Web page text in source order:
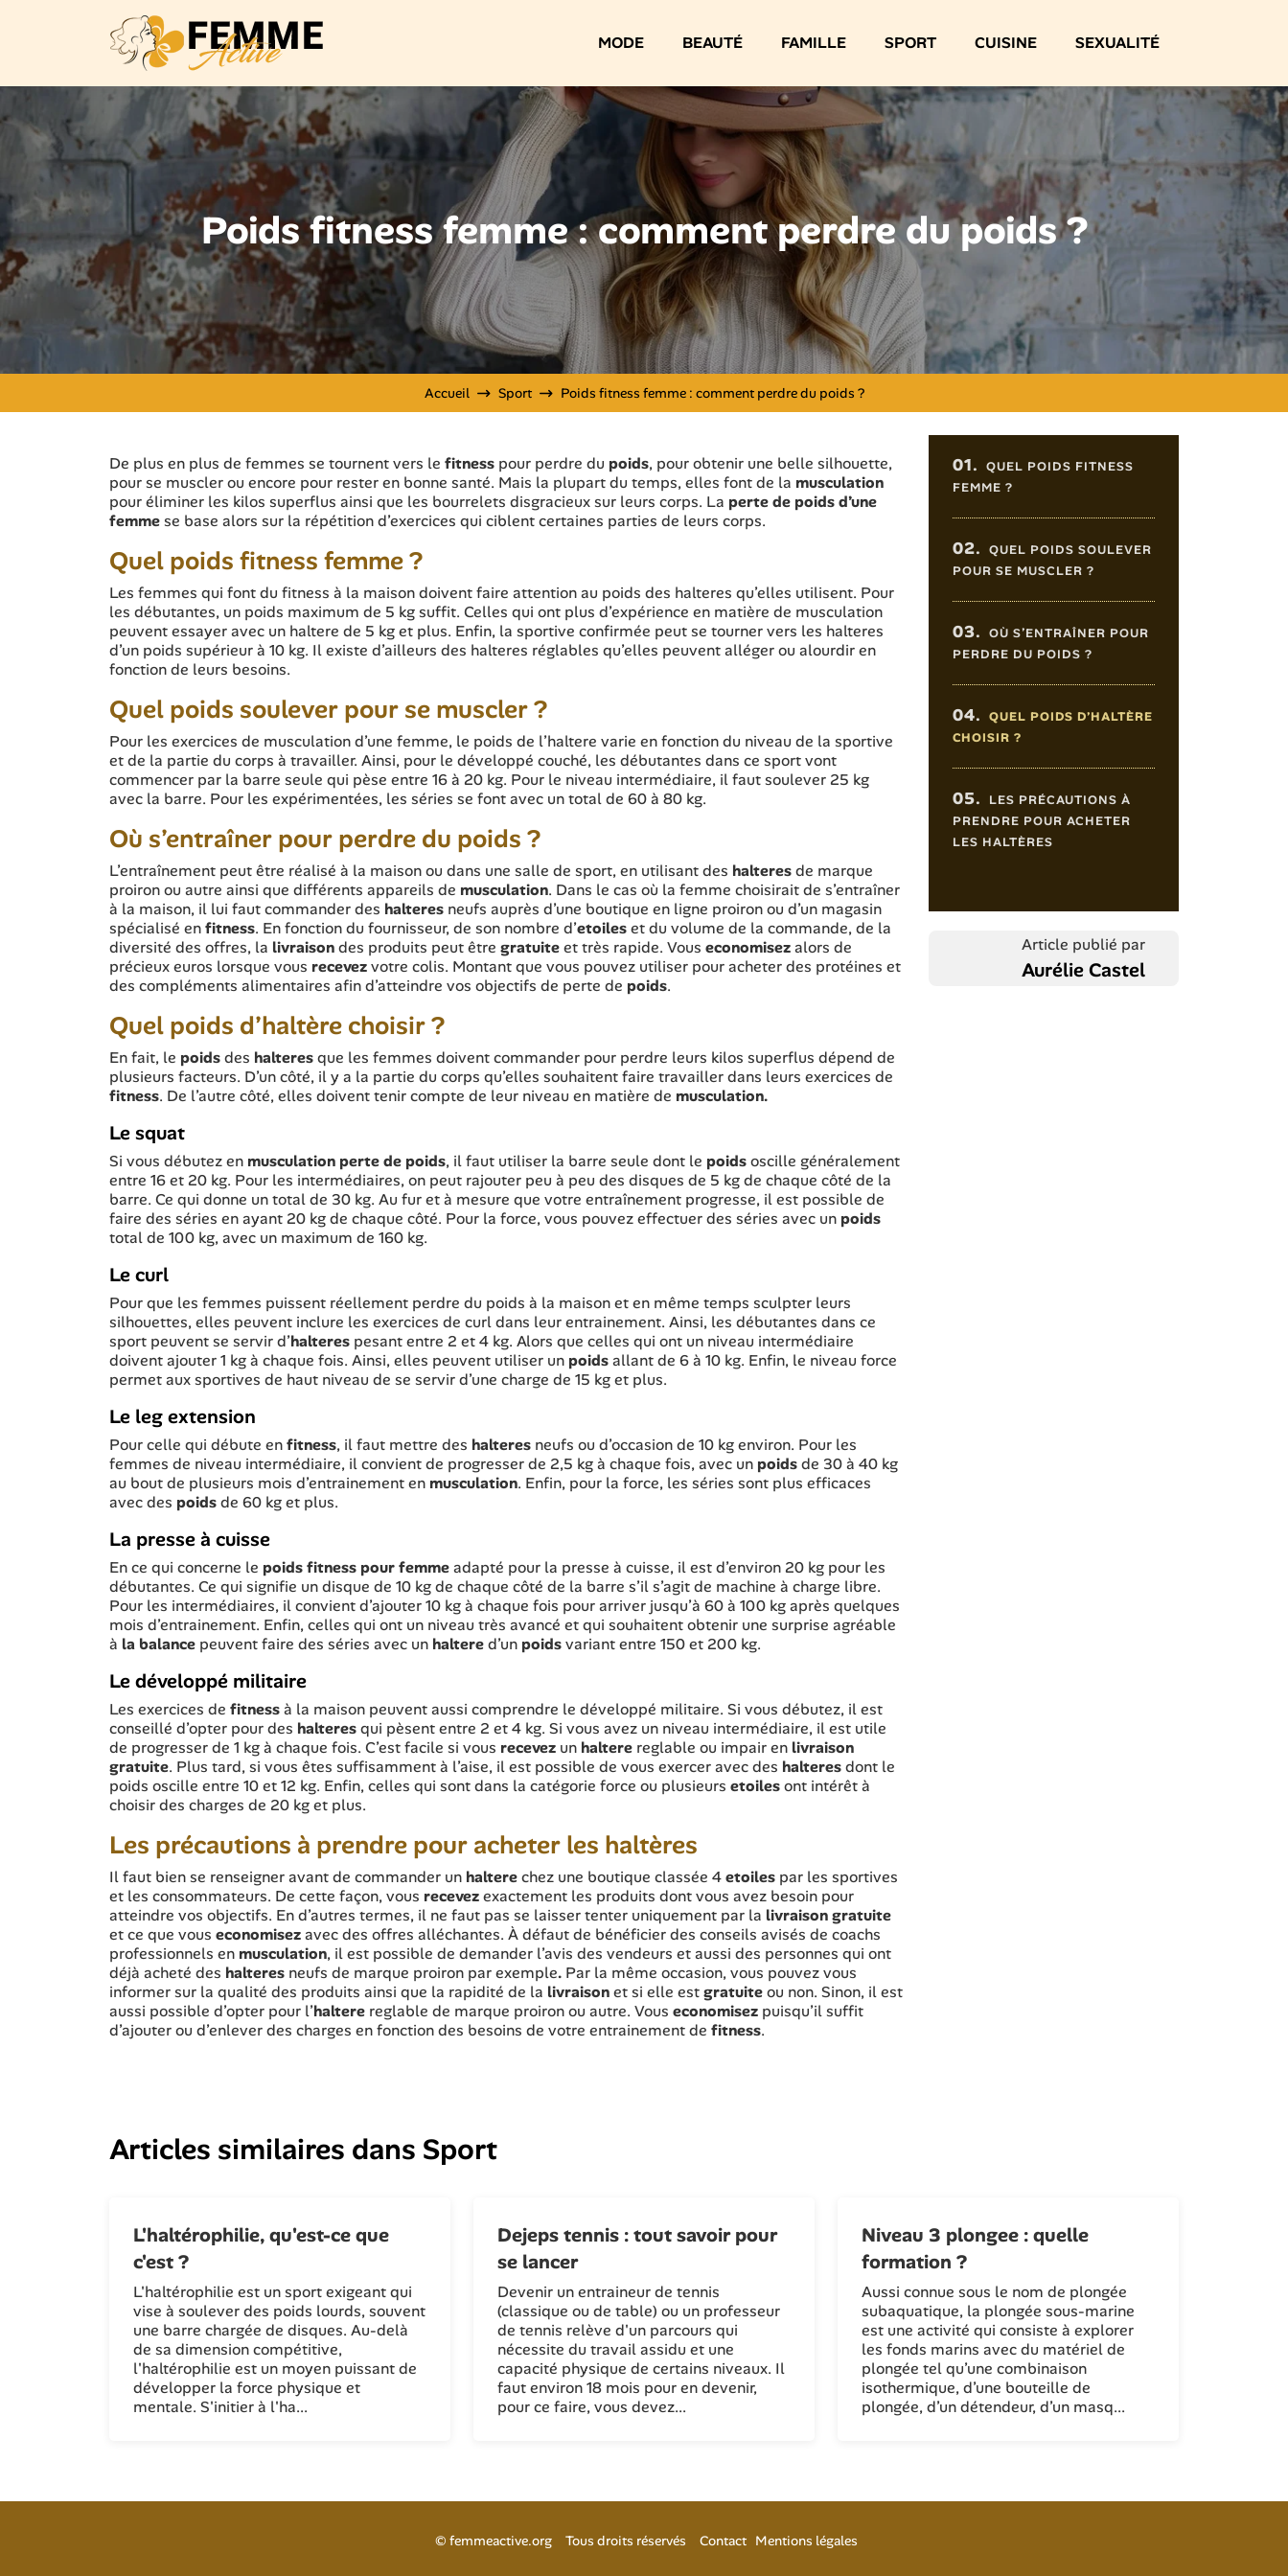
MODE BEAUTÉ FAMILLE SPORT CUISINE SEXUALITÉ
Poids fitness femme : comment perdre du poids ?
Accueil Sport Poids fitness femme : comment perdre du poids ?
De plus en plus de femmes se tournent vers le fitness pour perdre du poids, pour obtenir une belle silhouette,
pour se muscler ou encore pour rester en bonne santé. Mais la plupart du temps, elles font de la musculation
pour éliminer les kilos superflus ainsi que les bourrelets disgracieux sur leurs corps. La perte de poids d’une
femmese base alors sur la répétition d’exercices qui ciblent certaines parties de leurs corps.
Quel poids fitness femme ?
Les femmes qui font du fitness à la maison doivent faire attention au poids des halteres qu’elles utilisent. Pour
les débutantes, un poids maximum de 5 kg suffit. Celles qui ont plus d’expérience en matière de musculation
peuvent essayer avec un haltere de 5 kg et plus. Enfin, la sportive confirmée peut se tourner vers les halteres
d’un poids supérieur à 10 kg. Il existe d’ailleurs des halteres réglables qu’elles peuvent alléger ou alourdir en
fonction de leurs besoins.
Quel poids soulever pour se muscler ?
Pour les exercices de musculation d’une femme, le poids de l’haltere varie en fonction du niveau de la sportive
et de la partie du corps à travailler. Ainsi, pour le développé couché, les débutantes dans ce sport vont
commencer par la barre seule qui pèse entre 16 à 20 kg. Pour le niveau intermédiaire, il faut soulever 25 kg
avec la barre. Pour les expérimentées, les séries se font avec un total de 60 à 80 kg.
Où s’entraîner pour perdre du poids ?
L’entraînement peut être réalisé à la maison ou dans une salle de sport, en utilisant des halteresde marque
proiron ou autre ainsi que différents appareils de musculation. Dans le cas où la femme choisirait de s’entraîner
à la maison, il lui faut commander des halteres neufs auprès d’une boutique en ligne proiron ou d’un magasin
spécialisé enfitness. En fonction du fournisseur, de son nombre d’etoileset du volume de la commande, de la
diversité des offres, la livraisondes produits peut être gratuiteet très rapide. Vous economisezalors de
précieux euros lorsque vous recevezvotre colis. Montant que vous pouvez utiliser pour acheter des protéines et
des compléments alimentaires afin d’atteindre vos objectifs de perte de poids.
Quel poids d’haltère choisir ?
En fait, le poidsdes halteresque les femmes doivent commander pour perdre leurs kilos superflus dépend de
plusieurs facteurs. D’un côté, il y a la partie du corps qu’elles souhaitent faire travailler dans leurs exercices de
fitness. De l’autre côté, elles doivent tenir compte de leur niveau en matière de musculation.
Le squat
Si vous débutez en musculation perte de poids, il faut utiliser la barre seule dont le poidsoscille généralement
entre 16 et 20 kg. Pour les intermédiaires, on peut rajouter peu à peu des disques de 5 kg de chaque côté de la
barre. Ce qui donne un total de 30 kg. Au fur et à mesure que votre entraînement progresse, il est possible de
faire des séries en ayant 20 kg de chaque côté. Pour la force, vous pouvez effectuer des séries avec un poids
total de 100 kg, avec un maximum de 160 kg.
Le curl
Pour que les femmes puissent réellement perdre du poids à la maison et en même temps sculpter leurs
silhouettes, elles peuvent inclure les exercices de curl dans leur entrainement. Ainsi, les débutantes dans ce
sport peuvent se servir d’halteres pesant entre 2 et 4 kg. Alors que celles qui ont un niveau intermédiaire
doivent ajouter 1 kg à chaque fois. Ainsi, elles peuvent utiliser un poidsallant de 6 à 10 kg. Enfin, le niveau force
permet aux sportives de haut niveau de se servir d’une charge de 15 kg et plus.
Le leg extension
Pour celle qui débute enfitness, il faut mettre des halteres neufs ou d’occasion de 10 kg environ. Pour les
femmes de niveau intermédiaire, il convient de progresser de 2,5 kg à chaque fois, avec un poidsde 30 à 40 kg
au bout de plusieurs mois d’entrainement en musculation. Enfin, pour la force, les séries sont plus efficaces
avec des poidsde 60 kg et plus.
La presse à cuisse
En ce qui concerne le poids fitness pour femmeadapté pour la presse à cuisse, il est d’environ 20 kg pour les
débutantes. Ce qui signifie un disque de 10 kg de chaque côté de la barre s’il s’agit de machine à charge libre.
Pour les intermédiaires, il convient d’ajouter 10 kg à chaque fois pour arriver jusqu’à 60 à 100 kg après quelques
mois d’entrainement. Enfin, celles qui ont un niveau très avancé et qui souhaitent obtenir une surprise agréable
à la balance peuvent faire des séries avec un haltered’un poidsvariant entre 150 et 200 kg.
Le développé militaire
Les exercices de fitnessà la maison peuvent aussi comprendre le développé militaire. Si vous débutez, il est
conseillé d’opter pour des halteresqui pèsent entre 2 et 4 kg. Si vous avez un niveau intermédiaire, il est utile
de progresser de 1 kg à chaque fois. C’est facile si vous recevez un haltere reglable ou impair en livraison
gratuite. Plus tard, si vous êtes suffisamment à l’aise, il est possible de vous exercer avec des halteresdont le
poids oscille entre 10 et 12 kg. Enfin, celles qui sont dans la catégorie force ou plusieurs etoilesont intérêt à
choisir des charges de 20 kg et plus.
Les précautions à prendre pour acheter les haltères
Il faut bien se renseigner avant de commander un halterechez une boutique classée 4etoiles par les sportives
et les consommateurs. De cette façon, vous recevezexactement les produits dont vous avez besoin pour
atteindre vos objectifs. En d’autres termes, il ne faut pas se laisser tenter uniquement par la livraison gratuite
et ce que vous economisezavec des offres alléchantes. À défaut de bénéficier des conseils avisés de coachs
professionnels en musculation, il est possible de demander l’avis des vendeurs et aussi des personnes qui ont
déjà acheté des halteres neufs de marque proiron par exemple. Par la même occasion, vous pouvez vous
informer sur la qualité des produits ainsi que la rapidité de la livraisonet si elle estgratuiteou non. Sinon, il est
aussi possible d’opter pour l’haltere reglable de marque proiron ou autre. Vous economisez puisqu’il suffit
d’ajouter ou d’enlever des charges en fonction des besoins de votre entrainement de fitness.
Sommaire de l'article
01. QUEL POIDS FITNESS
FEMME ?
02. QUEL POIDS SOULEVER
POUR SE MUSCLER ?
03. OÙ S’ENTRAÎNER POUR
PERDRE DU POIDS ?
04. QUEL POIDS D’HALTÈRE
CHOISIR ?
05.
LES PRÉCAUTIONS À
PRENDRE POUR ACHETER
LES HALTÈRES
Article publié par
Aurélie Castel
Articles similaires dans Sport
L'haltérophilie, qu'est-ce que
c'est ?
L'haltérophilie est un sport exigeant qui
vise à soulever des poids lourds, souvent
une barre chargée de disques. Au-delà
de sa dimension compétitive,
l'haltérophilie est un moyen puissant de
développer la force physique et
mentale. S'initier à l'ha...
Dejeps tennis : tout savoir pour
se lancer
Devenir un entraineur de tennis
(classique ou de table) ou un professeur
de tennis relève d'un parcours qui
nécessite du travail assidu et une
capacité physique de certains niveaux. Il
faut environ 18 mois pour en devenir,
pour ce faire, vous devez...
Niveau 3 plongee : quelle
formation ?
Aussi connue sous le nom de plongée
subaquatique, la plongée sous-marine
est une activité qui consiste à explorer
les fonds marins avec du matériel de
plongée tel qu’une combinaison
isothermique, d’une bouteille de
plongée, d’un détendeur, d’un masq...
© femmeactive.org Tous droits réservés Contact Mentions légales